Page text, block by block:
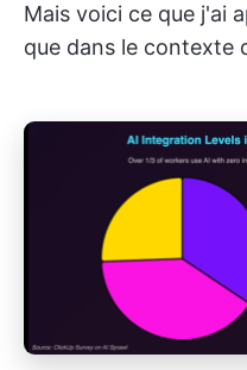
Mais voici ce que j'ai
que dans le contexte